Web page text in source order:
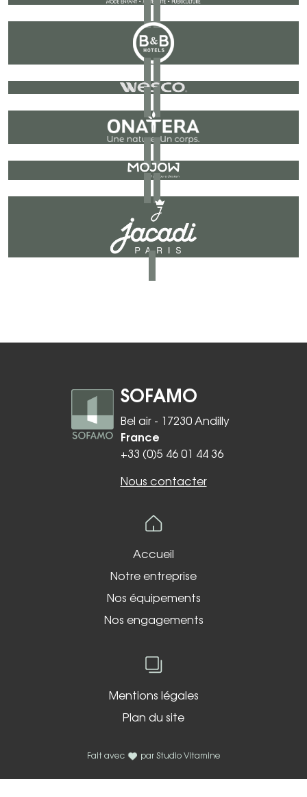
SOFAMO
Bel air - 17230 Andilly
France
+33 (0)5 46 01 44 36
Nous contacter
Accueil
Notre entreprise
Nos équipements
Nos engagements
Mentions légales
Plan du site
Fait avec parStudio Vitamine